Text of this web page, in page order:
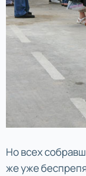
Но всех
же уже